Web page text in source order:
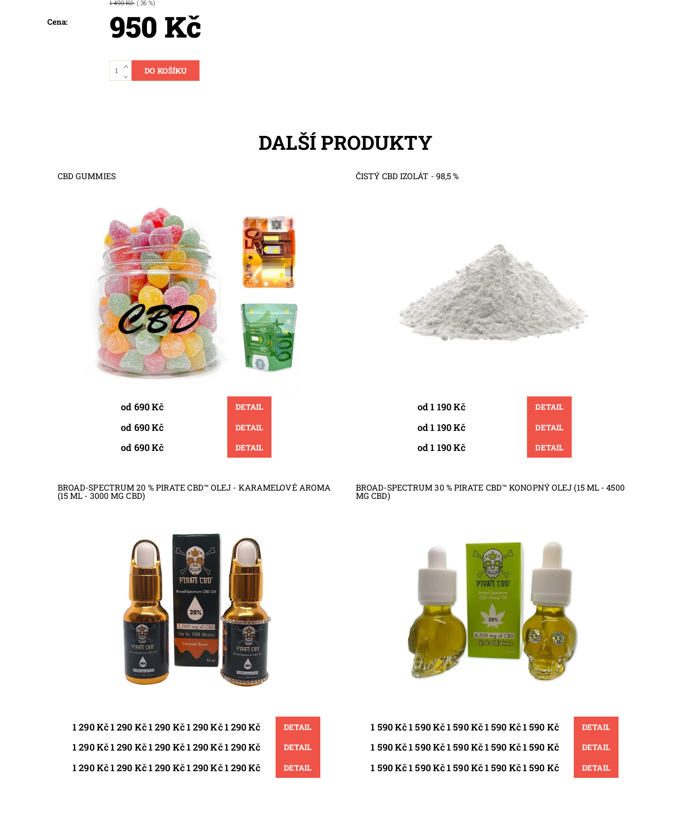
Cena:
1 490 Kč ( 36 %)
950 Kč
DALŠÍ PRODUKTY
CBD GUMMIES
od 690 Kč DETAIL
od 690 Kč DETAIL
od 690 Kč DETAIL
ČISTÝ CBD IZOLÁT - 98,5 %
od 1 190 Kč DETAIL
od 1 190 Kč DETAIL
od 1 190 Kč DETAIL
BROAD-SPECTRUM 20 % PIRATE CBD™ OLEJ - KARAMELOVÉ AROMA
(15 ML - 3000 MG CBD)
1 290 Kč 1 290 Kč 1 290 Kč 1 290 Kč 1 290 Kč DETAIL
1 290 Kč 1 290 Kč 1 290 Kč 1 290 Kč 1 290 Kč DETAIL
1 290 Kč 1 290 Kč 1 290 Kč 1 290 Kč 1 290 Kč DETAIL
BROAD-SPECTRUM 30 % PIRATE CBD™ KONOPNÝ OLEJ (15 ML - 4500
MG CBD)
1 590 Kč 1 590 Kč 1 590 Kč 1 590 Kč 1 590 Kč DETAIL
1 590 Kč 1 590 Kč 1 590 Kč 1 590 Kč 1 590 Kč DETAIL
1 590 Kč 1 590 Kč 1 590 Kč 1 590 Kč 1 590 Kč DETAIL